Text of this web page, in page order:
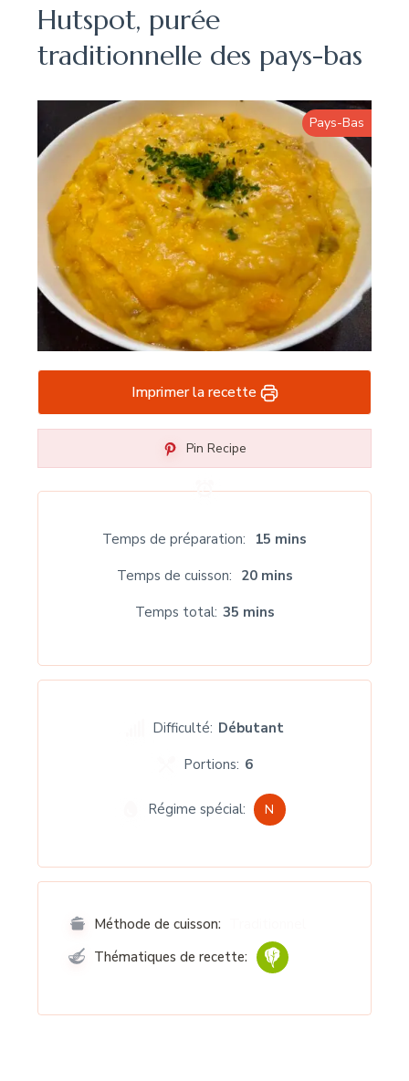
Hutspot, purée
traditionnelle des pays-bas
Pays-Bas
Imprimer la recette
Pin Recipe
Temps de préparation
15 mins
Temps de cuisson
20 mins
Temps total 35 mins
Difficulté: Débutant
Portions: 6
Régime spécial: N
Méthode de cuisson:
Thématiques de recette: